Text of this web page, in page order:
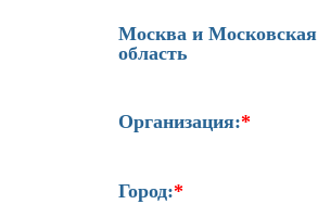
Москва и Московская
область
Организация:*
Город:*